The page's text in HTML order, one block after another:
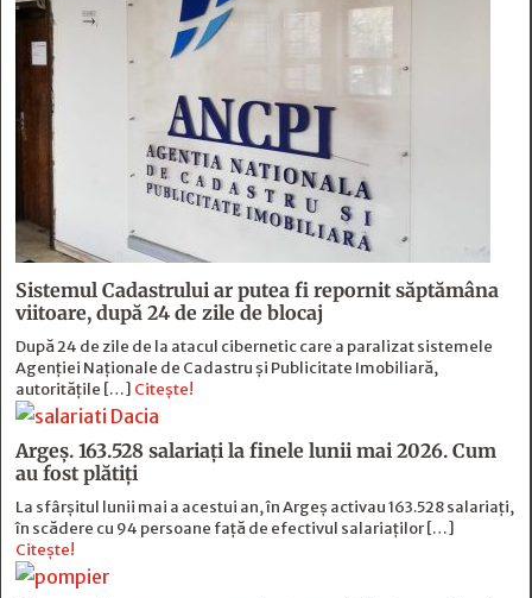
Sistemul Cadastrului ar putea fi repornit săptămâna
viitoare, după 24 de zile de blocaj
După 24 de zile de la atacul cibernetic care a paralizat sistemele
Agenției Naționale de Cadastru și Publicitate Imobiliară,
autoritățile […] Citește!
Argeș. 163.528 salariați la finele lunii mai 2026. Cum
au fost plătiți
La sfârșitul lunii mai a acestui an, în Argeş activau 163.528 salariați,
în scădere cu 94 persoane faţă de efectivul salariaţilor […]
Citește!